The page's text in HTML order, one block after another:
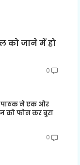
को जाने में हो
0
पाठक ने एक और
को फोन कर बुरा
0